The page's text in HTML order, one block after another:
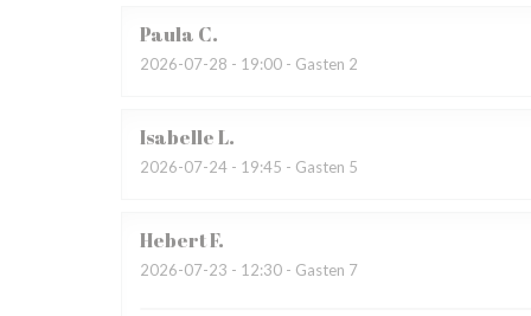
Paula C
2026-07-28 - 19:00 - Gasten 2
IsabelleL
2026-07-24 - 19:45 - Gasten 5
HebertF
2026-07-23 - 12:30 - Gasten 7